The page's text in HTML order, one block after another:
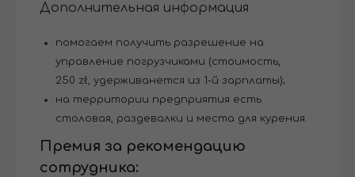
Дополнительная информация
помогаем получить разрешение на
управление погрузчиками (стоимость,
250 zł, удерживанется из 1-й зарплаты);
на территории предприятия есть
столовая, раздевалки и места для курения.
Премия за рекомендацию
сотрудника: